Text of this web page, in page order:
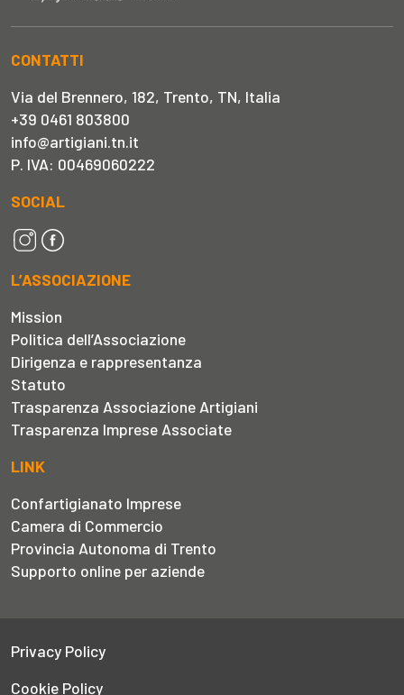
CONTATTI
Via del Brennero, 182, Trento, TN, Italia
+39 0461 803800
info@artigiani.tn.it
P. IVA: 00469060222
SOCIAL
L’ASSOCIAZIONE
Mission
Politica dell’Associazione
Dirigenza e rappresentanza
Statuto
Trasparenza Associazione Artigiani
Trasparenza Imprese Associate
LINK
Confartigianato Imprese
Camera di Commercio
Provincia Autonoma di Trento
Supporto online per aziende
Privacy Policy
Cookie Policy